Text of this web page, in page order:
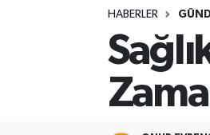
HABERLER